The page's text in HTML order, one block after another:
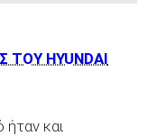
HYUNDAI
και